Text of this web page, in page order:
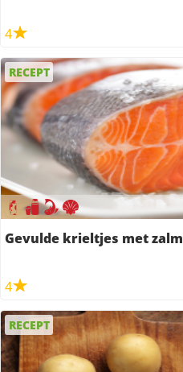
4
RECEPT
Gevulde krieltjes met zalm
4
RECEPT